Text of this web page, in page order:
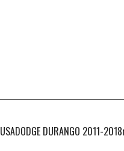
DURANGO 2011-